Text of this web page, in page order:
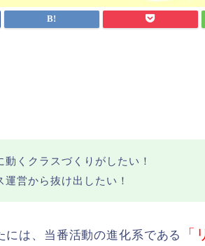
くクラスづくりがしたい！
営から抜け出したい！
には、当番活動の進化系である
「